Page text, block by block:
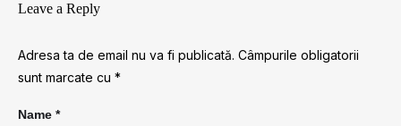
Leave a Reply
Adresa ta de email nu va fi publicată. Câmpurile obligatorii
sunt marcate cu *
Name *